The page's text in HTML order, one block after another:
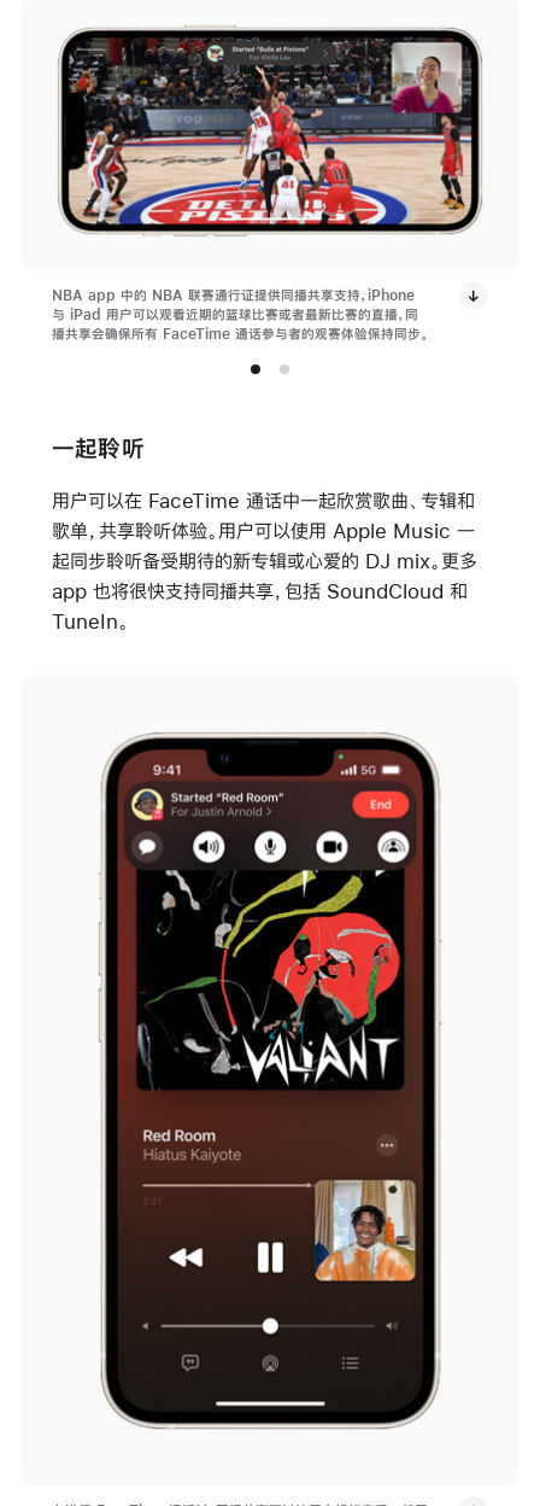
NBA app 中的 NBA 联赛通行证提供同播共享支持，iPhone
与 iPad 用户可以观看近期的篮球比赛或者最新比赛的直播，同
播共享会确保所有 FaceTime 通话参与者的观赛体验保持同步。
一起聆听
用户可以在 FaceTime 通话中一起欣赏歌曲、专辑和
歌单，共享聆听体验。用户可以使用 Apple Music 一
起同步聆听备受期待的新专辑或心爱的 DJ mix。更多
app 也将很快支持同播共享，包括 SoundCloud 和
TuneIn。